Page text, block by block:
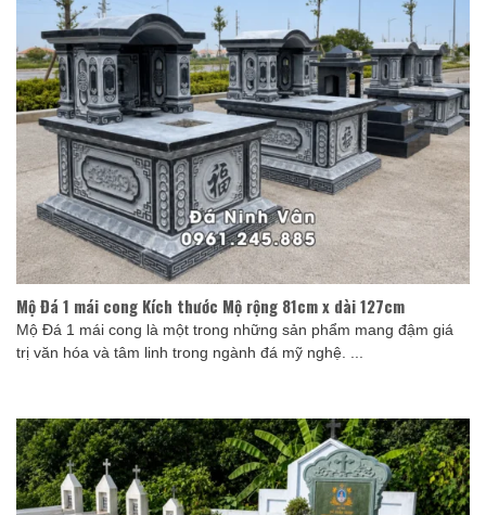
Mộ Đá 1 mái cong Kích thước Mộ rộng 81cm x dài 127cm
Mộ Đá 1 mái cong là một trong những sản phẩm mang đậm giá
trị văn hóa và tâm linh trong ngành đá mỹ nghệ. ...